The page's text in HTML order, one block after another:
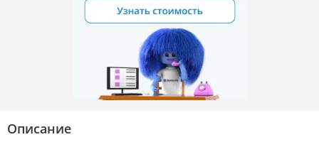
Описание